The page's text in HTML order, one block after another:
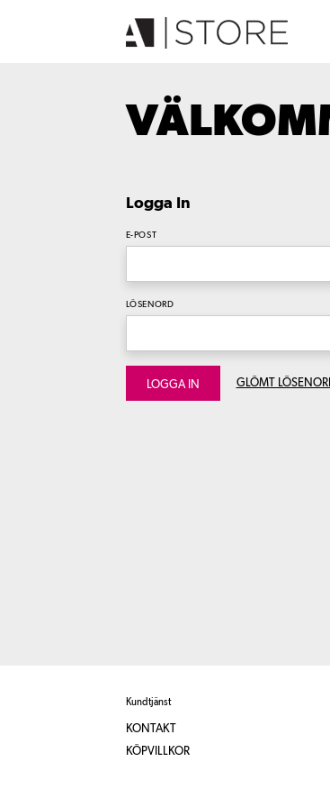
Logga In
E-POST
LÖSENORD
LOGGA IN GLÖMT
Kundtjänst
KONTAKT
KÖPVILLKOR